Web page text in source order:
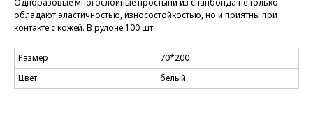
Одноразовые многослойные простыни из спанбонда не только
обладают эластичностью, износостойкостью, но и приятны при
контакте с кожей. В рулоне 100 шт
Размер
70*200
Цвет
белый